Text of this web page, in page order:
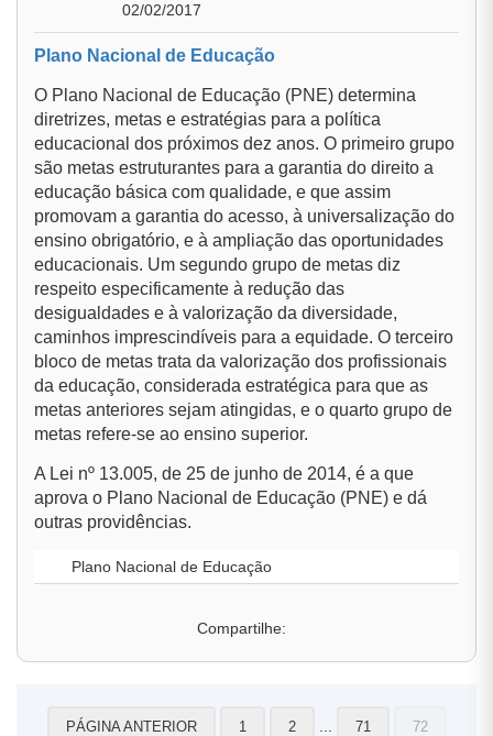
02/02/2017
Plano Nacional de Educação
O Plano Nacional de Educação (PNE) determina
diretrizes, metas e estratégias para a política
educacional dos próximos dez anos. O primeiro grupo
são metas estruturantes para a garantia do direito a
educação básica com qualidade, e que assim
promovam a garantia do acesso, à universalização do
ensino obrigatório, e à ampliação das oportunidades
educacionais. Um segundo grupo de metas diz
respeito especificamente à redução das
desigualdades e à valorização da diversidade,
caminhos imprescindíveis para a equidade. O terceiro
bloco de metas trata da valorização dos profissionais
da educação, considerada estratégica para que as
metas anteriores sejam atingidas, e o quarto grupo de
metas refere-se ao ensino superior.
A Lei nº 13.005, de 25 de junho de 2014, é a que
aprova o Plano Nacional de Educação (PNE) e dá
outras providências.
Plano Nacional de Educação
Compartilhe:
PÁGINA ANTERIOR 1 2 71 72